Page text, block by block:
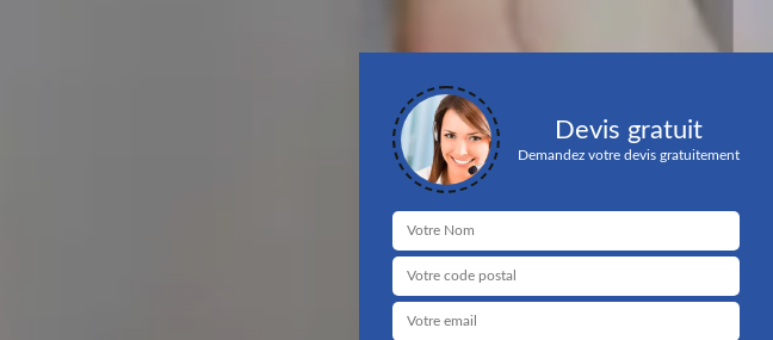
Devis gratuit
Demandez votre devis gratuitement